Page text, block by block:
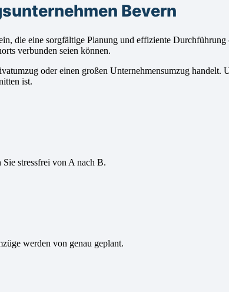
Bevern
die eine sorgfältige Planung und effiziente
verbunden seien können.
oder einen großen Unternehmensumzug
ist.
stressfrei von A nach B.
werden von genau geplant.